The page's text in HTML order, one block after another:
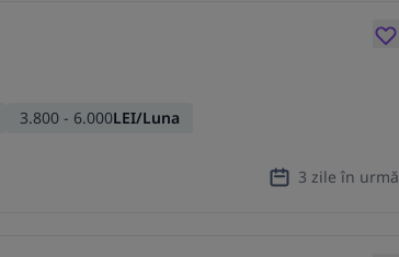
3.800 - 6.000LEI/Luna
3 zile în urmă